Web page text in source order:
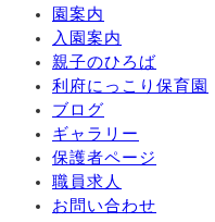
園案内
入園案内
親子のひろば
利府にっこり保育園
ブログ
ギャラリー
保護者ページ
職員求人
お問い合わせ